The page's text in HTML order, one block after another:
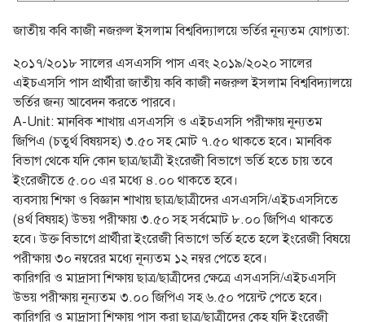
জাতীয় কবি কাজী নজরুল ইসলাম বিশ্ববিদ্যালয়ে ভর্তির নূন্যতম যোগ্যতা:
২০১৭/২০১৮ সালের এসএসসি পাস এবং ২০১৯/২০২০ সালের
এইচএসসি পাস প্রার্থীরা জাতীয় কবি কাজী নজরুল ইসলাম বিশ্ববিদ্যালয়ে
ভর্তির জন্য আবেদন করতে পারবে।
A-Unit: মানবিক শাখায় এসএসসি ও এইচএসসি পরীক্ষায় নূন্যতম
জিপিএ (চতুর্থ বিষয়সহ) ৩.৫০ সহ মোট ৭.৫০ থাকতে হবে। মানবিক
বিভাগ থেকে যদি কোন ছাত্র/ছাত্রী ইংরেজী বিভাগে ভর্তি হতে চায় তবে
ইংরেজীতে ৫.০০ এর মধ্যে ৪.০০ থাকতে হবে।
ব্যবসায় শিক্ষা ও বিজ্ঞান শাখায় ছাত্র/ছাত্রীদের এসএসসি/এইচএসসিতে
(৪র্থ বিষয়হ) উভয় পরীক্ষায় ৩.৫০ সহ সর্বমোট ৮.০০ জিপিএ থাকতে
হবে। উক্ত বিভাগে প্রার্থীরা ইংরেজী বিভাগে ভর্তি হতে হলে ইংরেজী বিষয়ে
পরীক্ষায় ৩০ নম্বরের মধ্যে নূন্যতম ১২ নম্বর পেতে হবে।
কারিগরি ও মাদ্রাসা শিক্ষায় ছাত্র/ছাত্রীদের ক্ষেত্রে এসএসসি/এইচএসসি
উভয় পরীক্ষায় নূন্যতম ৩.০০ জিপিএ সহ ৬.৫০ পয়েন্ট পেতে হবে।
কারিগরি ও মাদ্রাসা শিক্ষায় পাস করা ছাত্র/ছাত্রীদের কেহ যদি ইংরেজী